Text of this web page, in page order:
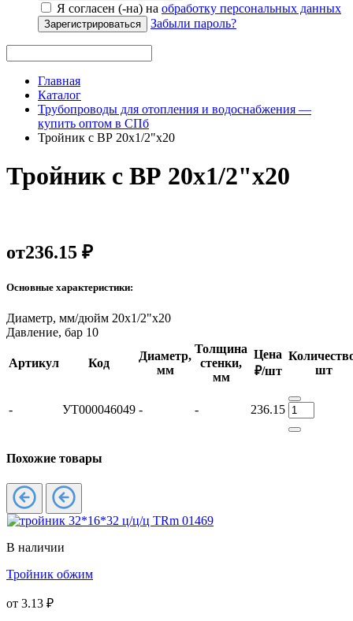
Я согласен (-на) на обработку персональных данных
Зарегистрироваться Забыли пароль?
Главная
Каталог
Трубопроводы для отопления и водоснабжения —
купить оптом в СПб
Тройник с ВР 20х1/2"х20
Тройник с ВР 20х1/2"х20
от236.15 ₽
Основные характеристики:
Диаметр, мм/дюйм 20х1/2"х20
Давление, бар 10
Артикул Код
Диаметр,
мм
Толщина
стенки,
мм
Цена
₽/шт
шт
- УТ000046049 - - 236.15
Похожие товары
В наличии
Тройник обжим
от 3.13 ₽